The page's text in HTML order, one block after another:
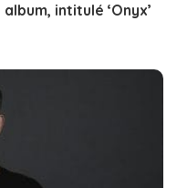
intitulé ‘Onyx’